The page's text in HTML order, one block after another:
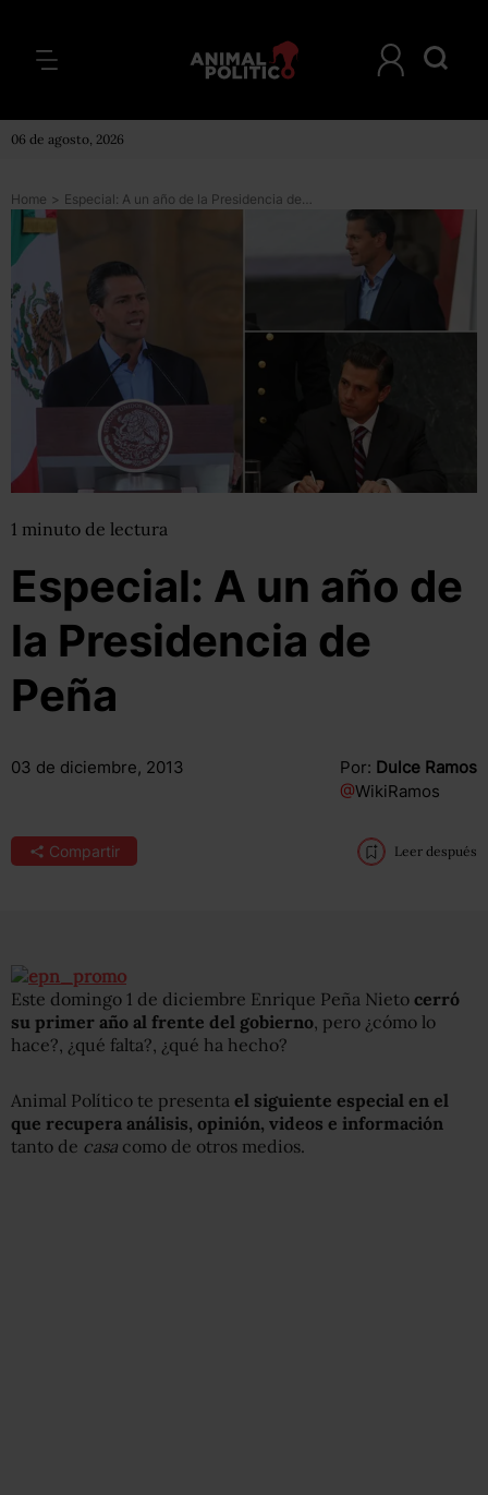
06 de agosto, 2026
Home > Especial: A un año de la Presidencia de Peña
1 minuto de lectura
Especial: A un año de
la Presidencia de
Peña
03 de diciembre, 2013 Por: Dulce Ramos
@WikiRamos
Compartir Leer después
Este domingo 1 de diciembre Enrique Peña Nieto cerró
su primer año al frente del gobierno, pero ¿cómo lo
hace?, ¿qué falta?, ¿qué ha hecho?
Animal Político te presenta el siguiente especial en el
que recupera análisis, opinión, videos e información
tanto de casa como de otros medios.